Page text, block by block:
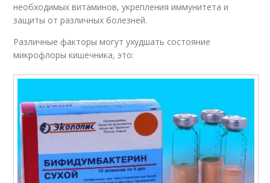
необходимых витаминов, укрепления иммунитета и
защиты от различных болезней.
Различные факторы могут ухудшать состояние
микрофлоры кишечника, это: